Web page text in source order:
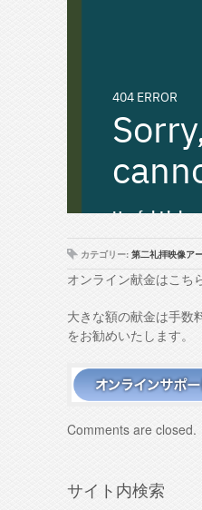
カテゴリー: 第二礼拝映像ア
オンライン献金はこち
大きな額の献金は手数
をお勧めいたします。
Comments are closed.
サイト内検索